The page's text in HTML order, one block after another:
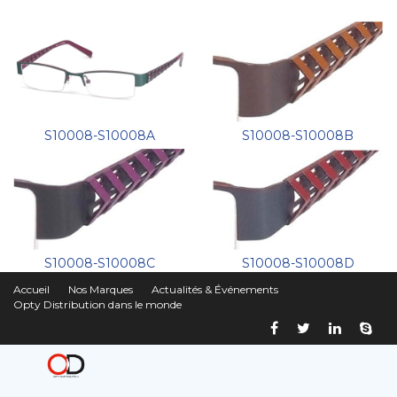
S10008-S10008A S10008-S10008B
S10008-S10008C S10008-S10008D
Accueil Nos Marques
Actualités & Événements
Opty Distribution dans le monde